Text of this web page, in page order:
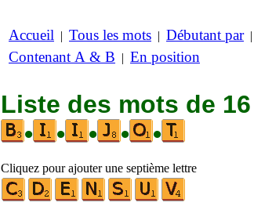
Accueil | Tous les mots | Débutant par|
Contenant A & B | En position
Liste des mots de
•
• • • •
Cliquez pour ajouter une septième lettre